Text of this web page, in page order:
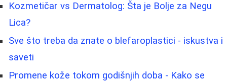
Kozmetičar vs Dermatolog: Šta je Bolje za Negu
Lica?
Sve što treba da znate o blefaroplastici - iskustva i
saveti
Promene kože tokom godišnjih doba - Kako se